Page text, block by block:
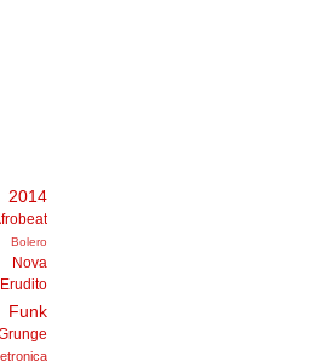
2014
Bolero
Erudito
Funk